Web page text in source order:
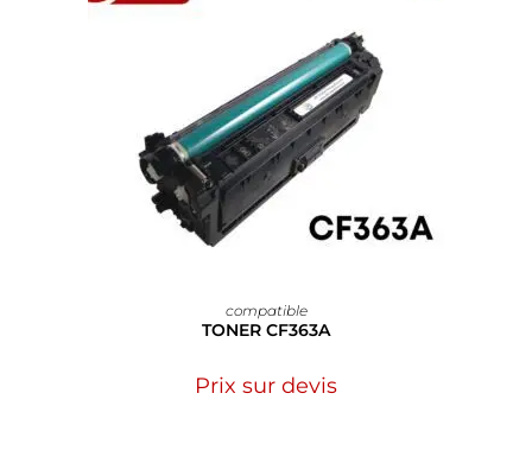
compatible
TONER CF363A
Prix sur devis